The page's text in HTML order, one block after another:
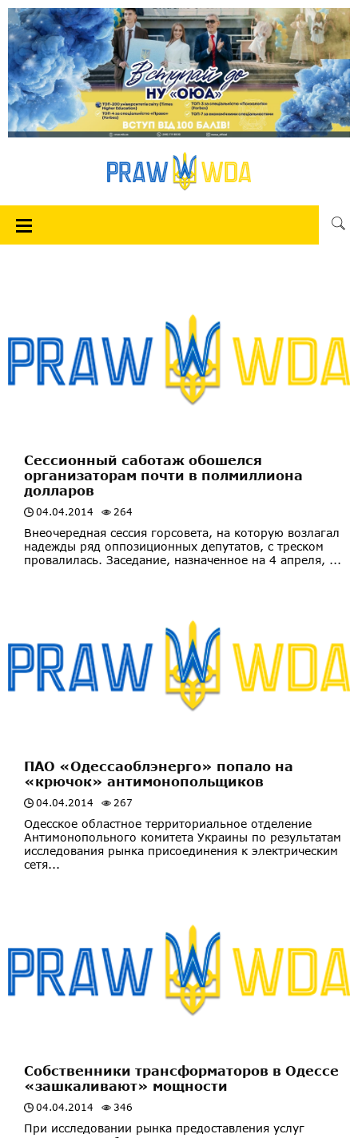
Сессионный саботаж обошелся
организаторам почти в полмиллиона
долларов
04.04.2014 264
Внеочередная сессия горсовета, на которую возлагал
надежды ряд оппозиционных депутатов, с треском
провалилась. Заседание, назначенное на 4 апреля, ...
ПАО «Одессаоблэнерго» попало на
«крючок» антимонопольщиков
04.04.2014 267
Одесское областное территориальное отделение
Антимонопольного комитета Украины по результатам
исследования рынка присоединения к электрическим
сетя...
Собственники трансформаторов в Одессе
«зашкаливают» мощности
04.04.2014 346
При исследовании рынка предоставления услуг